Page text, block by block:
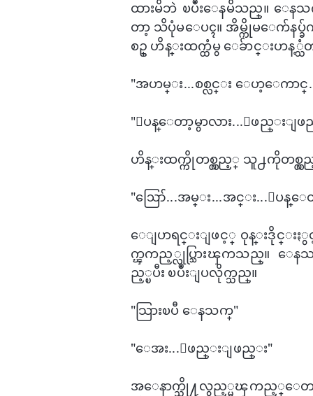
ထားမိဘဲ ၿပဳံး​ေနမိသည္။
တာ့ သိပုံမ​ေပၚ။ ​အိမ္ကိုမ​ေက်နပ္ခ်
စဥ္ ဟိန္းထက္ထံမွ ​ေခ်ာင္းဟန့္
"အဟမ္း...စစ္လင္း ​ေဟ့​ေကာင္...
"ျပန္​ေတာ့မွာလား...ျဖည္းျဖ
ဟိန္းထက္ကိုတစ္လွည့္ သူ႕ကိုတစ္လွည့္
"ဪ...အမ္း...အင္း...ျပန္​ေ
ေျပာရင္းျဖင့္ ဝုန္းဒိုင္းႏွ
က္ၾကည့္လုပ္သြားၾကသည္။ ​ေန
ည့္ၿပီး ၿပဳံးျပလိုက္သည္။
"သြားၿပီ ​ေနသက္"
"​ေအး...ျဖည္းျဖည္း​"
အ​ေနာက္သို႔လွည့္မၾကည့္​ေတာ့